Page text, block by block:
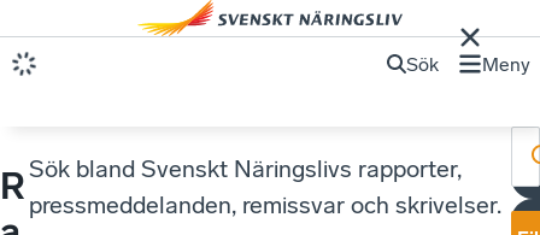
Sök Meny
RSök bland Svenskt Näringslivs rapporter,
pressmeddelanden, remissvar och skrivelser.